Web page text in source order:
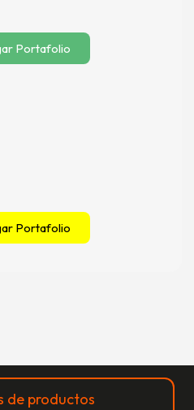
Portafolio
Portafolio
de productos